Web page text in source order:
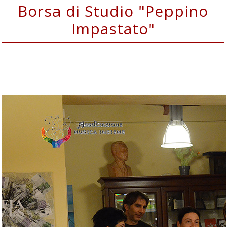
Borsa di Studio "Peppino
Impastato"